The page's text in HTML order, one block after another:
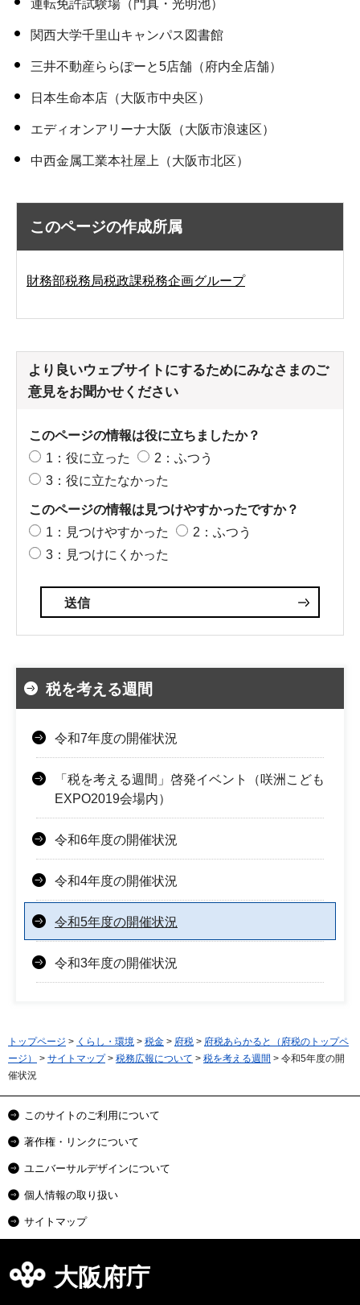
運転免許試験場（門真・光明池）
関西大学千里山キャンパス図書館
三井不動産ららぽーと5店舗（府内全店舗）
日本生命本店（大阪市中央区）
エディオンアリーナ大阪（大阪市浪速区）
中西金属工業本社屋上（大阪市北区）
このページの作成所属
財務部税務局税政課税務企画グループ
より良いウェブサイトにするためにみなさまのご
意見をお聞かせください
このページの情報は役に立ちましたか？
1：役に立った
2：ふつう
3：役に立たなかった
このページの情報は見つけやすかったですか？
1：見つけやすかった
2：ふつう
3：見つけにくかった
税を考える週間
令和7年度の開催状況
「税を考える週間」啓発イベント（咲洲こども
EXPO2019会場内）
令和6年度の開催状況
令和4年度の開催状況
令和5年度の開催状況
令和3年度の開催状況
トップページ > くらし・環境 > 税金 > 府税 > 府税あらかると（府税のトップペ
ージ）
> サイトマップ> 税務広報について > 税を考える週間 > 令和5年度の開
催状況
このサイトのご利用について
著作権・リンクについて
ユニバーサルデザインについて
個人情報の取り扱い
サイトマップ
大阪府庁